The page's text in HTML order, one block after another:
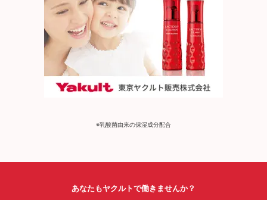
※乳酸菌由来の保湿成分配合
あなたもヤクルトで働きませんか？